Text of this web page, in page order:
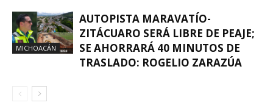
MICHOACÁN
AUTOPISTA MARAVATÍO-
ZITÁCUARO SERÁ LIBRE DE PEAJE;
SE AHORRARÁ 40 MINUTOS DE
TRASLADO: ROGELIO ZARAZÚA